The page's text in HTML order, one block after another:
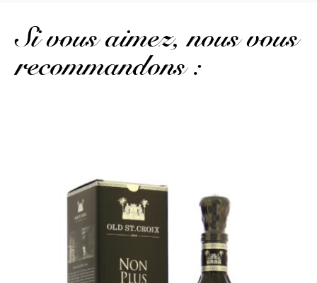
Si vous aimez, nous vous
recommandons :